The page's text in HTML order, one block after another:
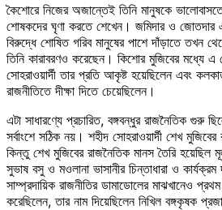
কৈশোরে নিজের অজান্তেই তিনি মানুষকে
শোষকদের ঘৃণা করতে শেখেন। জমিদার ও জোতদার
বিরুদ্ধে শোষিত গরিব মানুষের পাশে দাঁড়াতে তখন
তিনি কারাবরণও করেছেন। কিশোর মুজিবের মধ্যে এ
সোহরাওয়ার্দী তার প্রতি আকৃষ্ট হয়েছিলেন এবং
রাজনীতিতে দীক্ষা দিতে চেয়েছিলেন।
এটা সাধারণ্যে প্রচারিত, বঙ্গবন্ধুর রাজনৈতিক গুরু
সর্বাংশে সঠিক নয়। শহীদ সোহরাওয়ার্দী শেখ
কিন্তু শেখ মুজিবের রাজনৈতিক মানস তৈরি
সুভাষ বসু ও মওলানা ভাসানীর চিন্তাধারা ও
সাম্প্রদায়িক রাজনীতির ডামাডোলের মাঝখানেও
করেছিলেন, তার নাম দিয়েছিলেন নিখিল বঙ্গকৃষক প্রজা